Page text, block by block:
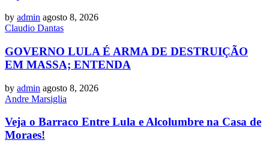
by admin agosto 8, 2026
Claudio Dantas
GOVERNO LULA É ARMA DE DESTRUIÇÃO
EM MASSA; ENTENDA
by admin agosto 8, 2026
Andre Marsiglia
Veja o Barraco Entre Lula e Alcolumbre na Casa de
Moraes!